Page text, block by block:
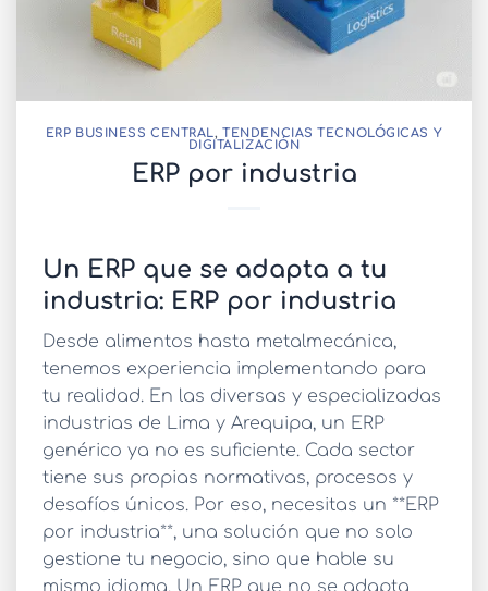
ERP BUSINESS CENTRAL,TENDENCIAS TECNOLÓGICAS Y
DIGITALIZACIÓN
ERP por industria
Un ERP que se adapta a tu
industria: ERP por industria
Desde alimentos hasta metalmecánica,
tenemos experiencia implementando para
tu realidad. En las diversas y especializadas
industrias de Lima y Arequipa, un ERP
genérico ya no es suficiente. Cada sector
tiene sus propias normativas, procesos y
desafíos únicos. Por eso, necesitas un **ERP
por industria**, una solución que no solo
gestione tu negocio, sino que hable su
mismo idioma. Un ERP que no se adapta